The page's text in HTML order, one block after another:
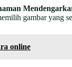
gambar yang
online